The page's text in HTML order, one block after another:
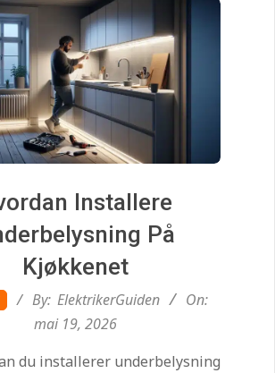
Installere
På
Kjøkkenet
By: ElektrikerGuiden
On:
mai 19, 2026
du installerer underbelysning